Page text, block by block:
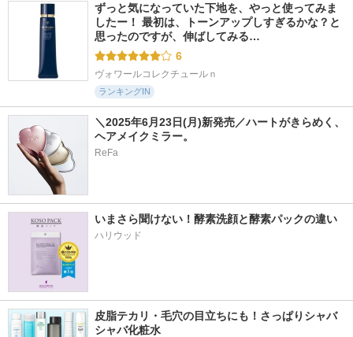
ずっと気になっていた下地を、やっと使ってみま
したー！ 最初は、トーンアップしすぎるかな？と
思ったのですが、伸ばしてみる…
6
ヴォワールコレクチュールｎ
ランキングIN
＼2025年6月23日(月)新発売／ハートがきらめく、
ヘアメイクミラー。
ReFa
いまさら聞けない！酵素洗顔と酵素パックの違い
ハリウッド
皮脂テカリ・毛穴の目立ちにも！さっぱりシャバ
シャバ化粧水